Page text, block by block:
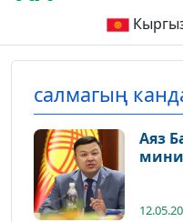
салмагың
Аяз